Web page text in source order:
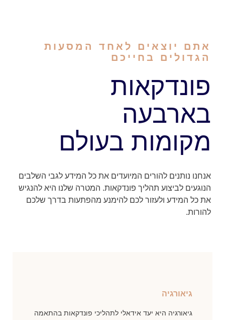
אתם יוצאים לאחד המסעות
הגדולים בחייכם
פונדקאות
בארבעה
מקומות בעולם
אנחנו נותנים להורים המיועדים את כל המידע לגבי השלבים
הנוגעים לביצוע תהליך פונדקאות. המטרה שלנו היא להנגיש
את כל המידע ולעזור לכם להימנע מהפתעות בדרך שלכם
להורות.
גיאורגיה
גיאורגיה היא יעד אידאלי לתהליכי פונדקאות בהתאמה